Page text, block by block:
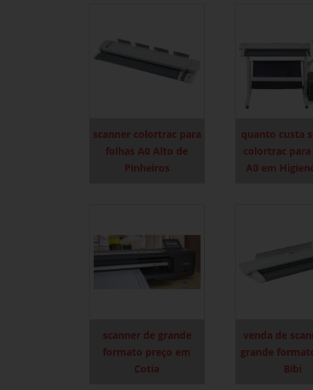
scanner colortrac para
folhas A0 Alto de
Pinheiros
quanto custa
colortrac
A0 em
scanner de grande
formato preço em
Cotia
venda de
grande
Bibi